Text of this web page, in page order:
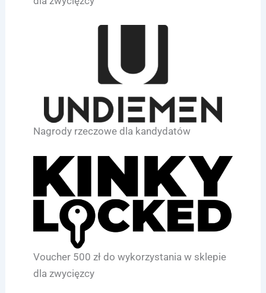
Nagrody rzeczowe dla kandydatów
Voucher 500 zł do wykorzystania w sklepie
dla zwycięzcy